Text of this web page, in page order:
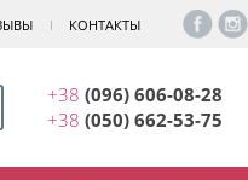
КОНТАКТЫ
+38 (096) 606-08-28
+38 (050) 662-53-75